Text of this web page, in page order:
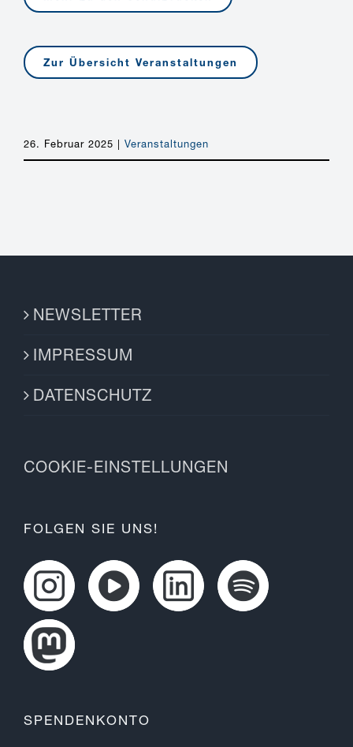
Zur Übersicht Veranstaltungen
26. Februar 2025 | Veranstaltungen
NEWSLETTER
IMPRESSUM
DATENSCHUTZ
COOKIE-EINSTELLUNGEN
FOLGEN SIE UNS!
SPENDENKONTO